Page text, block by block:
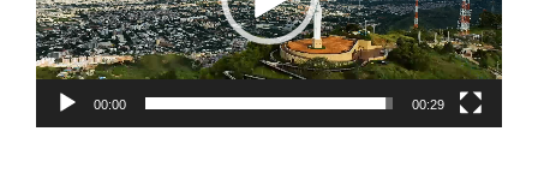
00:00 00:29